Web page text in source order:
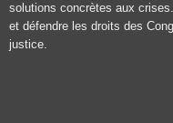
solutions concrètes aux
et défendre les droits des
justice.